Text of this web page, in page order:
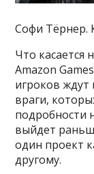
Софи Тёрнер.
Что касается
Amazon
игроков ждут
враги,
подробности
выйдет
один проект
другому.